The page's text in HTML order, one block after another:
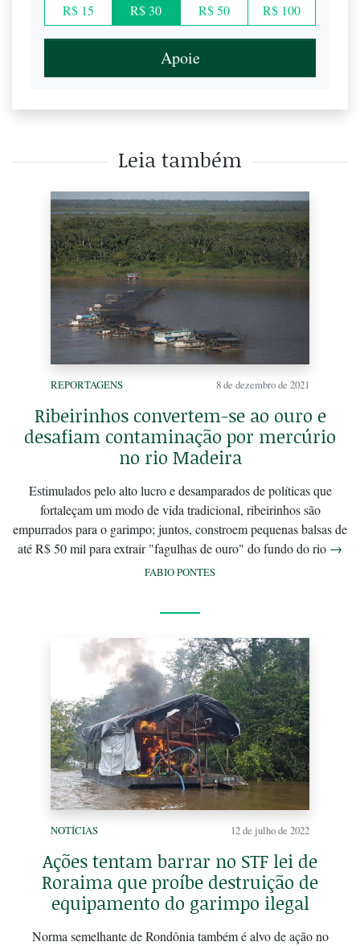
R$ 15 R$ 30 R$ 50 R$ 100
Apoie
Leia também
REPORTAGENS 8 de dezembro de 2021
Ribeirinhos convertem-se ao ouro e
desafiam contaminação por mercúrio
no rio Madeira
Estimulados pelo alto lucro e desamparados de políticas que
fortaleçam um modo de vida tradicional, ribeirinhos são
empurrados para o garimpo; juntos, constroem pequenas balsas de
até R$ 50 mil para extrair "fagulhas de ouro" do fundo do rio →
FABIO PONTES
NOTÍCIAS 12 de julho de 2022
Ações tentam barrar no STF lei de
Roraima que proíbe destruição de
equipamento do garimpo ilegal
Norma semelhante de Rondônia também é alvo de ação no